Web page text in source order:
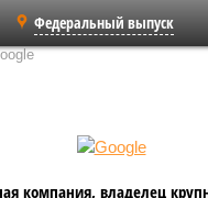
Федеральный выпуск
компания, владелец